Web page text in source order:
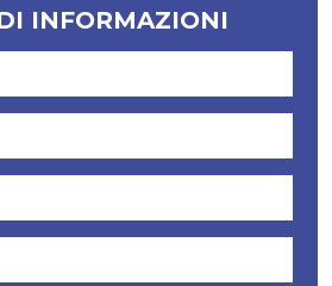
INFORMAZIONI